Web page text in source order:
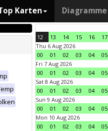
Karten Diagramme
12 13 14 15 16 17
Thu 6 Aug 2026
00
01 02 03 04 05
Fri 7 Aug 2026
00
01 02 03 04 05
Sat 8 Aug 2026
00
01 02 03 04 05
Sun 9 Aug 2026
00
01 02 03 04 05
Mon 10 Aug 2026
00
01 02 03 04 05